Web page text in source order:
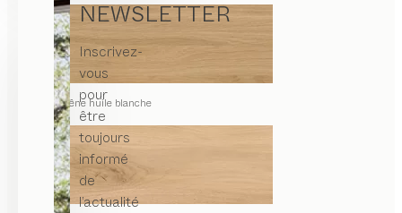
NEWSLETTER
Inscrivez-
vous
pour
être
toujours
informé
de
l’actualité
chêne huile blanche